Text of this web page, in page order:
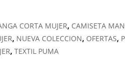
CORTA MUJER, CAMISETA
, NUEVA COLECCION, OFERTAS,
,TEXTIL PUMA